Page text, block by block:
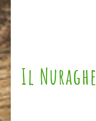
Il Nuraghe